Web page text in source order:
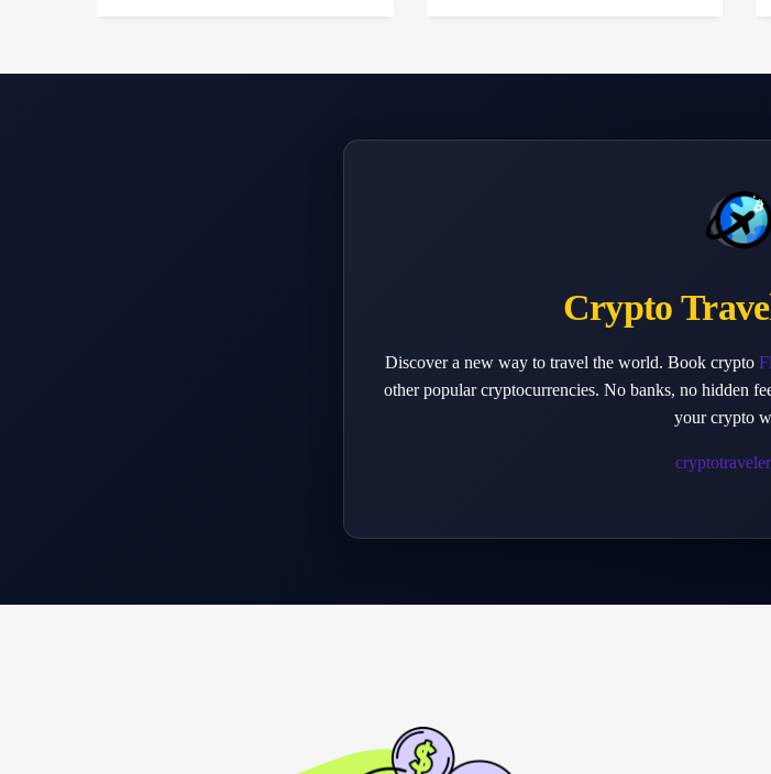
Crypto
Discover a new way to travel the world. Book crypto
other popular cryptocurrencies. No banks, no hidden
your crypto